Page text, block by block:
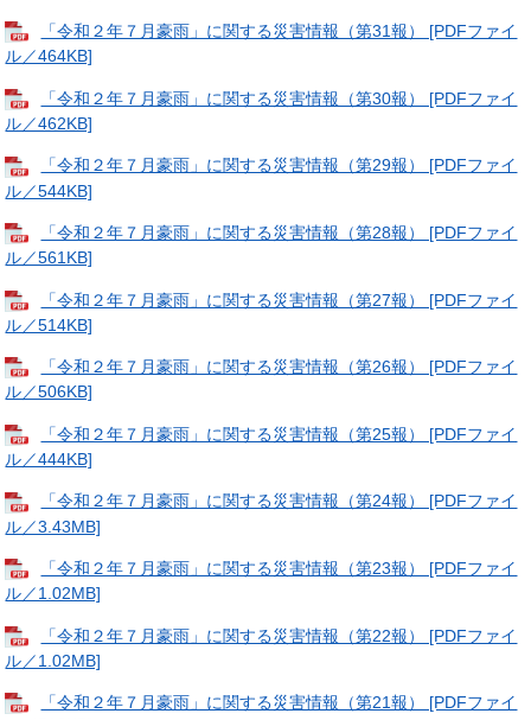
「令和２年７月豪雨」に関する災害情報（第31報） [PDFファイ
ル／464KB]
「令和２年７月豪雨」に関する災害情報（第30報） [PDFファイ
ル／462KB]
「令和２年７月豪雨」に関する災害情報（第29報） [PDFファイ
ル／544KB]
「令和２年７月豪雨」に関する災害情報（第28報） [PDFファイ
ル／561KB]
「令和２年７月豪雨」に関する災害情報（第27報） [PDFファイ
ル／514KB]
「令和２年７月豪雨」に関する災害情報（第26報） [PDFファイ
ル／506KB]
「令和２年７月豪雨」に関する災害情報（第25報） [PDFファイ
ル／444KB]
「令和２年７月豪雨」に関する災害情報（第24報） [PDFファイ
ル／3.43MB]
「令和２年７月豪雨」に関する災害情報（第23報） [PDFファイ
ル／1.02MB]
「令和２年７月豪雨」に関する災害情報（第22報） [PDFファイ
ル／1.02MB]
「令和２年７月豪雨」に関する災害情報（第21報） [PDFファイ